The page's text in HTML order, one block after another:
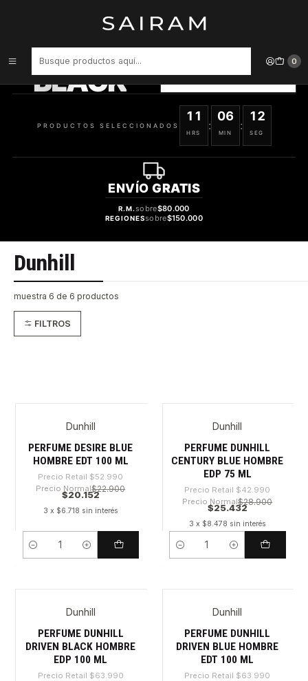
0
BLACK VER OFERTAS
PRODUCTOS SELECCIONADOS
11
HRS
:
06
MIN
:
12
SEG
ENVÍO GRATIS
R.M.sobre$80.000
REGIONESsobre$150.000
Dunhill
muestra 6 de 6 productos
FILTROS
Dunhill
PERFUME DESIRE BLUE
HOMBRE EDT 100 ML
Precio Retail $52.990
Precio Normal$22.900
$20.152
3 x $6.718 sin interés
Cantidad
Dunhill
PERFUME DUNHILL
CENTURY BLUE HOMBRE
EDP 75 ML
Precio Retail $42.990
Precio Normal$28.900
$25.432
3 x $8.478 sin interés
Cantidad
Dunhill
PERFUME DUNHILL
DRIVEN BLACK HOMBRE
EDP 100 ML
Precio Retail $63.990
Dunhill
PERFUME DUNHILL
DRIVEN BLUE HOMBRE
EDT 100 ML
Precio Retail $63.990